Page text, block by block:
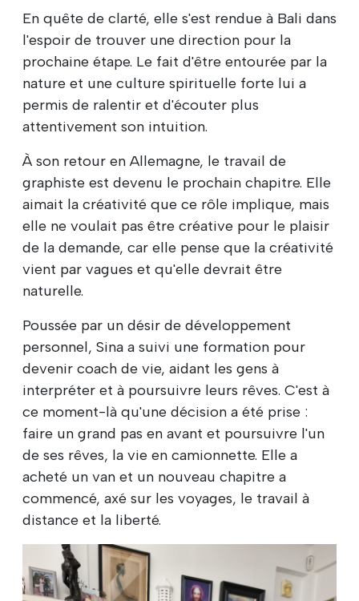
En quête de clarté, elle s'est rendue à Bali dans
l'espoir de trouver une direction pour la
prochaine étape. Le fait d'être entourée par la
nature et une culture spirituelle forte lui a
permis de ralentir et d'écouter plus
attentivement son intuition.
À son retour en Allemagne, le travail de
graphiste est devenu le prochain chapitre. Elle
aimait la créativité que ce rôle implique, mais
elle ne voulait pas être créative pour le plaisir
de la demande, car elle pense que la créativité
vient par vagues et qu'elle devrait être
naturelle.
Poussée par un désir de développement
personnel, Sina a suivi une formation pour
devenir coach de vie, aidant les gens à
interpréter et à poursuivre leurs rêves. C'est à
ce moment-là qu'une décision a été prise :
faire un grand pas en avant et poursuivre l'un
de ses rêves, la vie en camionnette. Elle a
acheté un van et un nouveau chapitre a
commencé, axé sur les voyages, le travail à
distance et la liberté.